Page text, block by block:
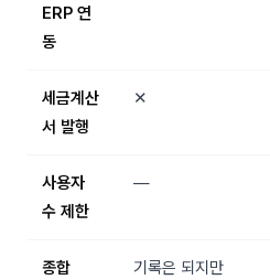
ERP 연
동
세금계산
서 발행
✕
사용자
수 제한
—
종합
기록은 되지만